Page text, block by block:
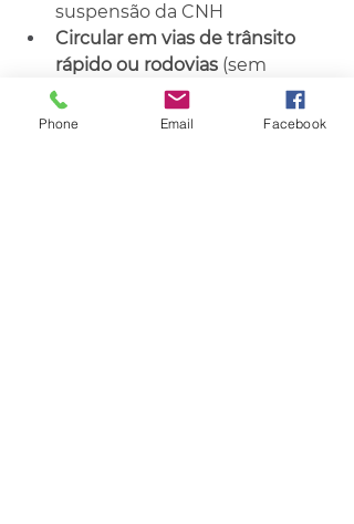
suspensão da CNH
Circular em vias de trânsito
rápido ou rodovias (sem
acostamento ou faixa própria):
infração gravíssima, multa de
Phone Email Facebook